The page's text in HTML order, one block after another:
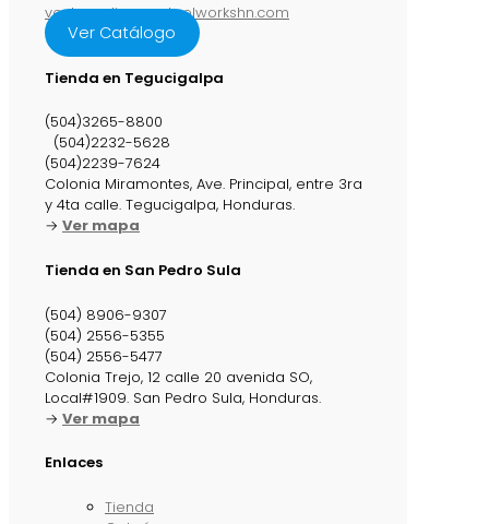
ventasenlinea@steelworkshn.com
Ver Catálogo
Tienda en Tegucigalpa
(504)3265-8800
(504)2232-5628
(504)2239-7624
Colonia Miramontes, Ave. Principal, entre 3ra
y 4ta calle. Tegucigalpa, Honduras.
→ Ver mapa
Tienda en San Pedro Sula
(504) 8906-9307
(504) 2556-5355
(504) 2556-5477
Colonia Trejo, 12 calle 20 avenida SO,
Local#1909. San Pedro Sula, Honduras.
→ Ver mapa
Enlaces
Tienda